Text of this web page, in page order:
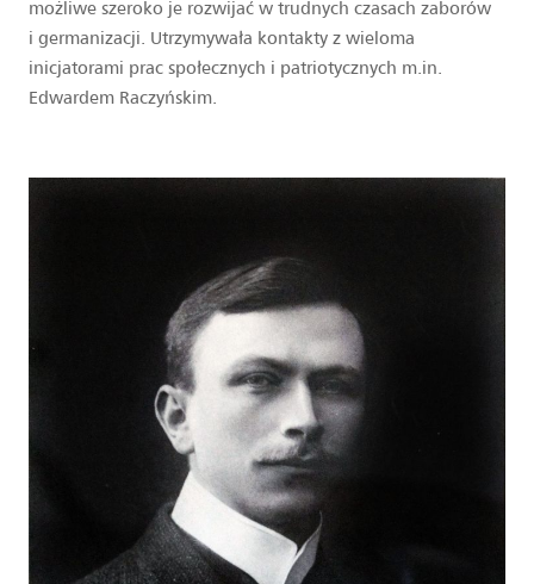
możliwe szeroko je rozwijać w trudnych czasach zaborów
i germanizacji. Utrzymywała kontakty z wieloma
inicjatorami prac społecznych i patriotycznych m.in.
Edwardem Raczyńskim.